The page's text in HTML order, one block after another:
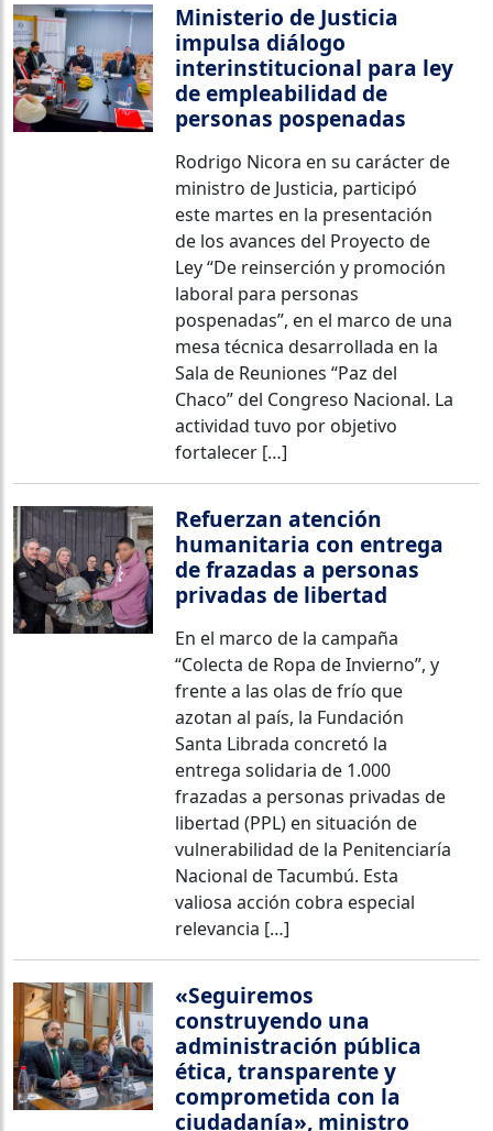
Ministerio de Justicia
impulsa diálogo
interinstitucional para ley
de empleabilidad de
personas pospenadas
Rodrigo Nicora en su carácter de
ministro de Justicia, participó
este martes en la presentación
de los avances del Proyecto de
Ley “De reinserción y promoción
laboral para personas
pospenadas”, en el marco de una
mesa técnica desarrollada en la
Sala de Reuniones “Paz del
Chaco” del Congreso Nacional. La
actividad tuvo por objetivo
fortalecer […]
Refuerzan atención
humanitaria con entrega
de frazadas a personas
privadas de libertad
En el marco de la campaña
“Colecta de Ropa de Invierno”, y
frente a las olas de frío que
azotan al país, la Fundación
Santa Librada concretó la
entrega solidaria de 1.000
frazadas a personas privadas de
libertad (PPL) en situación de
vulnerabilidad de la Penitenciaría
Nacional de Tacumbú. Esta
valiosa acción cobra especial
relevancia […]
«Seguiremos
construyendo una
administración pública
ética, transparente y
comprometida con la
ciudadanía», ministro